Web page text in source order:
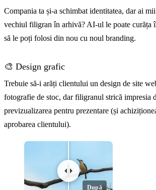
Compania ta și-a schimbat identitatea, dar ai
vechiul filigran în arhivă? AI-ul le poate curăța
să le poți folosi din nou cu noul branding.
🎨 Design grafic
Trebuie să-i arăți clientului un design de site
fotografie de stoc, dar filigranul strică impresia
previzualizarea pentru prezentare (și
aprobarea clientului).
După